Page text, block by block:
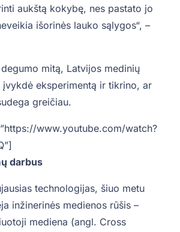
aukštą kokybę, nes pastato jo
išorinės lauko sąlygos“, –
mitą, Latvijos medinių
įvykdė eksperimentą ir tikrino, ar
greičiau.
www.youtube.com/watch?
darbus
technologijas, šiuo metu
inžinerinės medienos rūšis –
mediena (angl. Cross